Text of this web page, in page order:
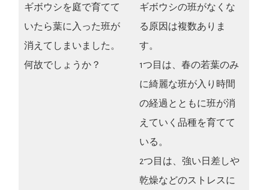
ギボウシを庭で育てて
いたら葉に入った班が
消えてしまいました。
何故でしょうか？
ギボウシの班がなくな
る原因は複数ありま
す。
1つ目は、春の若葉のみ
に綺麗な班が入り時間
の経過とともに班が消
えていく品種を育てて
いる。
2つ目は、強い日差しや
乾燥などのストレスに